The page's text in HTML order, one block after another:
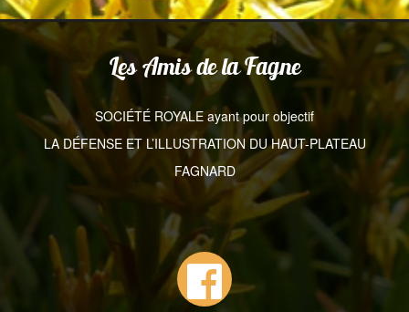
Les Amis de la Fagne
SOCIÉTÉ ROYALE ayant pour objectif
LA DÉFENSE ET L’ILLUSTRATION DU HAUT-PLATEAU
FAGNARD